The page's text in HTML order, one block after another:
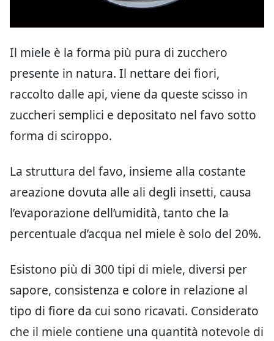
Il miele è la forma più pura di zucchero
presente in natura. Il nettare dei fiori,
raccolto dalle api, viene da queste scisso in
zuccheri semplici e depositato nel favo sotto
forma di sciroppo.
La struttura del favo, insieme alla costante
areazione dovuta alle ali degli insetti, causa
l’evaporazione dell’umidità, tanto che la
percentuale d’acqua nel miele è solo del 20%.
Esistono più di 300 tipi di miele, diversi per
sapore, consistenza e colore in relazione al
tipo di fiore da cui sono ricavati. Considerato
che il miele contiene una quantità notevole di